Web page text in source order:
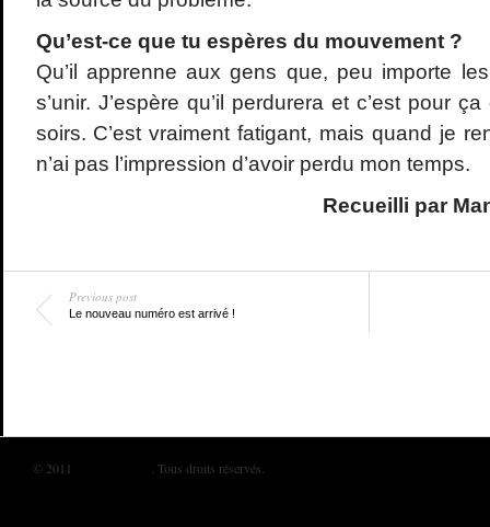
Qu’est-ce que tu espères du mouvement ?
Qu’il apprenne aux gens que, peu importe
s’unir. J’espère qu’il perdurera et c’est pour
soirs. C’est vraiment fatigant, mais quand je
n’ai pas l’impression d’avoir perdu mon temps.
Recueilli par
Previous post
Le nouveau numéro est arrivé !
© 2011 . Tous droits réservés.